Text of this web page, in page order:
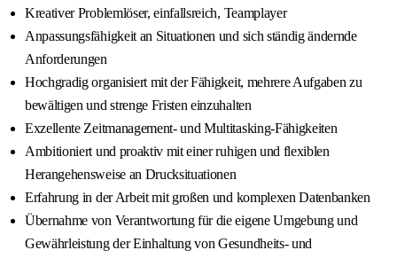
Kreativer Problemlöser, einfallsreich, Teamplayer
Anpassungsfähigkeit an Situationen und sich ständig ändernde
Anforderungen
Hochgradig organisiert mit der Fähigkeit, mehrere Aufgaben zu
bewältigen und strenge Fristen einzuhalten
Exzellente Zeitmanagement- und Multitasking-Fähigkeiten
Ambitioniert und proaktiv mit einer ruhigen und flexiblen
Herangehensweise an Drucksituationen
Erfahrung in der Arbeit mit großen und komplexen Datenbanken
Übernahme von Verantwortung für die eigene Umgebung und
Gewährleistung der Einhaltung von Gesundheits- und